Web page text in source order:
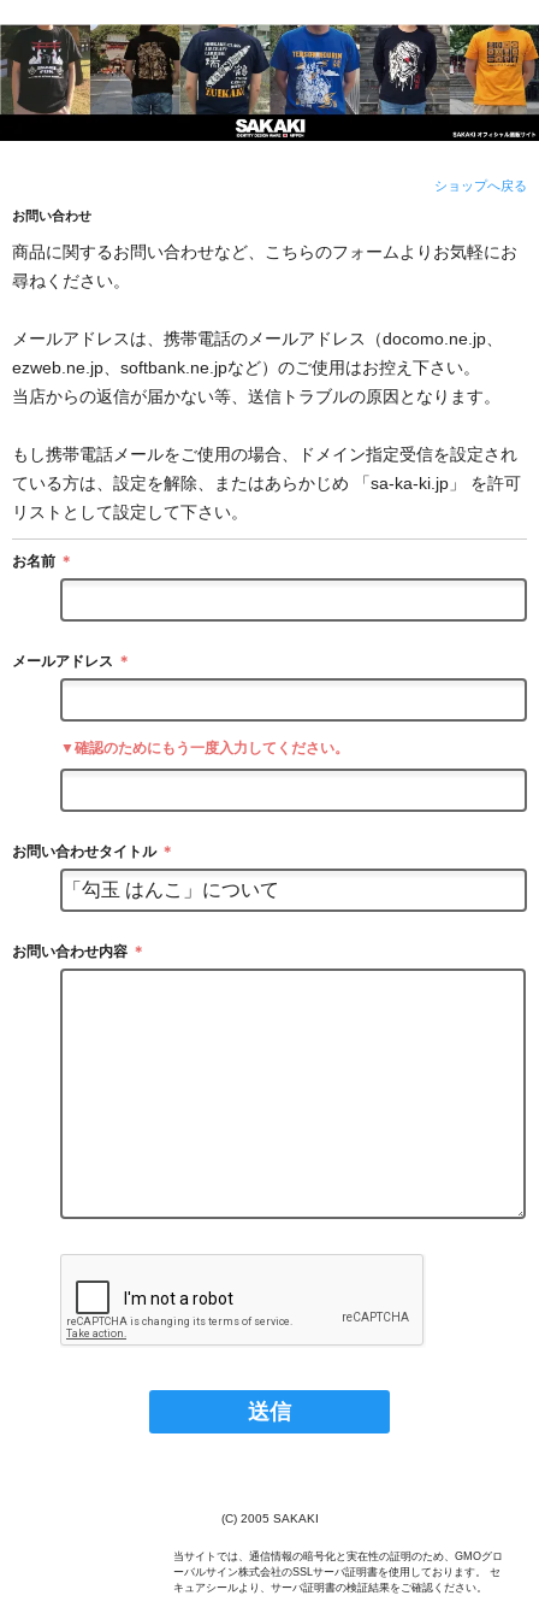
ショップへ戻る
お問い合わせ
商品に関するお問い合わせなど、こちらのフォームよりお気軽にお
尋ねください。
メールアドレスは、携帯電話のメールアドレス（docomo.ne.jp、
ezweb.ne.jp、softbank.ne.jpなど）のご使用はお控え下さい。
当店からの返信が届かない等、送信トラブルの原因となります。
もし携帯電話メールをご使用の場合、ドメイン指定受信を設定され
ている方は、設定を解除、またはあらかじめ 「sa-ka-ki.jp」 を許可
リストとして設定して下さい。
お名前 ＊
メールアドレス ＊
▼確認のためにもう一度入力してください。
お問い合わせタイトル ＊
お問い合わせ内容 ＊
(C) 2005 SAKAKI
当サイトでは、通信情報の暗号化と実在性の証明のため、GMOグロ
ーバルサイン株式会社のSSLサーバ証明書を使用しております。 セ
キュアシールより、サーバ証明書の検証結果をご確認ください。